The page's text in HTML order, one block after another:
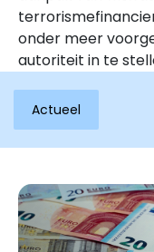
onder meer
autoriteit in te
Actueel